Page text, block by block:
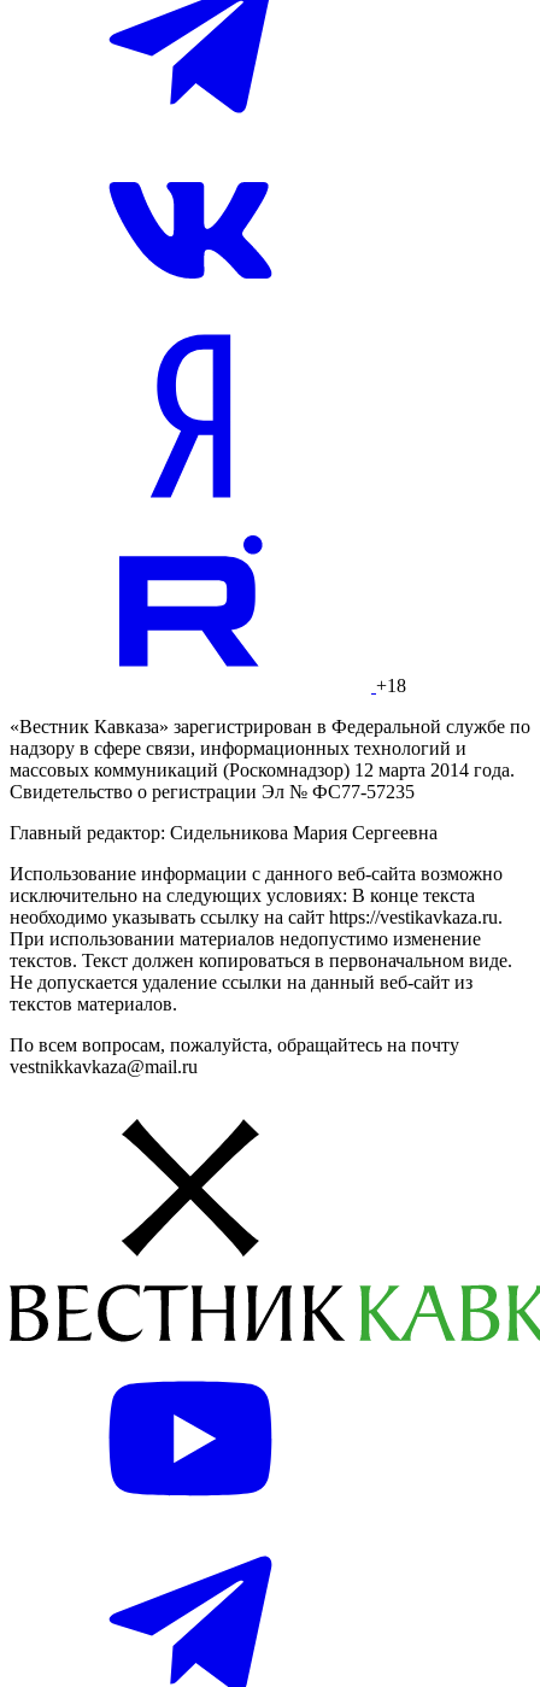
+18
«Вестник Кавказа» зарегистрирован в Федеральной службе по
надзору в сфере связи, информационных технологий и
массовых коммуникаций (Роскомнадзор) 12 марта 2014 года.
Свидетельство о регистрации Эл № ФС77-57235
Главный редактор: Сидельникова Мария Сергеевна
Использование информации с данного веб-сайта возможно
исключительно на следующих условиях: В конце текста
необходимо указывать ссылку на сайт https://vestikavkaza.ru.
При использовании материалов недопустимо изменение
текстов. Текст должен копироваться в первоначальном виде.
Не допускается удаление ссылки на данный веб-сайт из
текстов материалов.
По всем вопросам, пожалуйста, обращайтесь на почту
vestnikkavkaza@mail.ru